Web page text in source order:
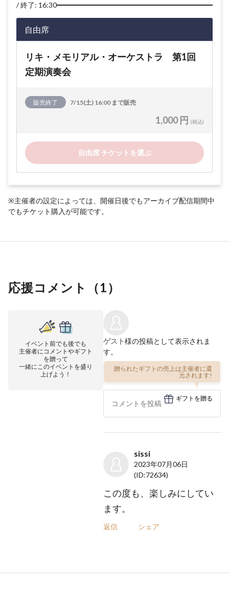
終了: 16:30
自由席
リキ・メモリアル・オーケストラ 第1回
定期演奏会
販売終了 7/15(土) 16:00 まで販売
1,000 円 (税込)
自由席 チケットを選ぶ
※主催者の設定によっては、開催日後でもアーカイブ配信期間中
でもチケット購入が可能です。
応援コメント（1）
イベント前でも後でも
主催者にコメントやギフト
を贈って
一緒にこのイベントを盛り
上げよう！
ゲスト様の投稿として表示されま
す。
贈られたギフトの売上は主催者に還
元されます!
ギフトを贈る
sissi
2023年07月06日
(ID:72634)
この度も、楽しみにしてい
ます。
返信 シェア